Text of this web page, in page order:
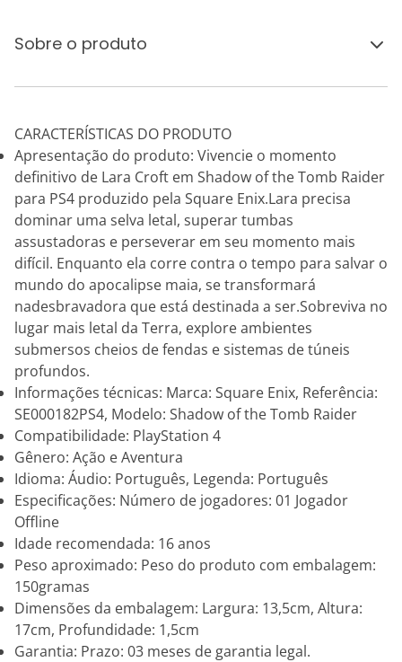
Sobre o produto
CARACTERÍSTICAS DO PRODUTO
Apresentação do produto: Vivencie o momento
definitivo de Lara Croft em Shadow of the Tomb Raider
para PS4 produzido pela Square Enix.Lara precisa
dominar uma selva letal, superar tumbas
assustadoras e perseverar em seu momento mais
difícil. Enquanto ela corre contra o tempo para salvar o
mundo do apocalipse maia, se transformará
nadesbravadora que está destinada a ser.Sobreviva no
lugar mais letal da Terra, explore ambientes
submersos cheios de fendas e sistemas de túneis
profundos.
Informações técnicas: Marca: Square Enix, Referência:
SE000182PS4, Modelo: Shadow of the Tomb Raider
Compatibilidade: PlayStation 4
Gênero: Ação e Aventura
Idioma: Áudio: Português, Legenda: Português
Especificações: Número de jogadores: 01 Jogador
Offline
Idade recomendada: 16 anos
Peso aproximado: Peso do produto com embalagem:
150gramas
Dimensões da embalagem: Largura: 13,5cm, Altura:
17cm, Profundidade: 1,5cm
Garantia: Prazo: 03 meses de garantia legal.